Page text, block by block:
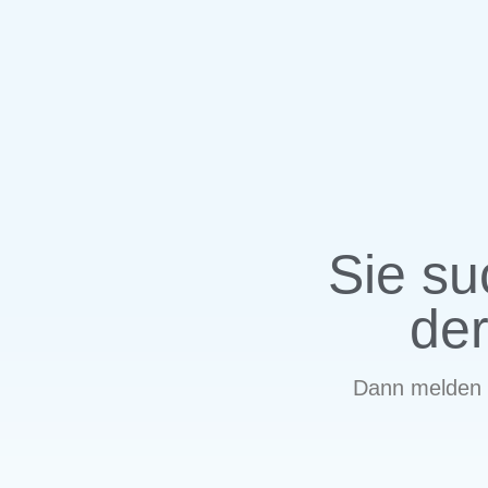
Sie
Dann